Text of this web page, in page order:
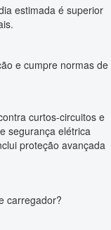
estimada é superior
e cumpre normas de
curtos-circuitos e
segurança elétrica
proteção avançada
carregador?